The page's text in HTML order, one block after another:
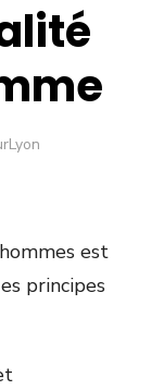
est
principes